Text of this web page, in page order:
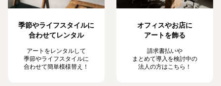
季節やライフスタイルに
合わせてレンタル
アートをレンタルして
季節やライフスタイルに
合わせて簡単模様替え！
オフィスやお店に
アートを飾る
請求書払いや
まとめて導入を検討中の
法人の方はこちら！